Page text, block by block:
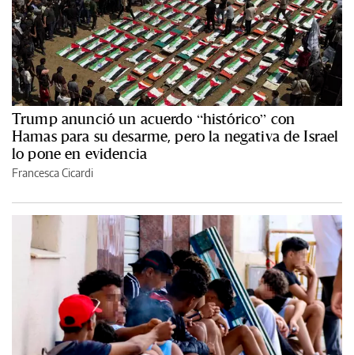
Trump anunció un acuerdo “histórico” con
Hamas para su desarme, pero la negativa de Israel
lo pone en evidencia
Francesca Cicardi